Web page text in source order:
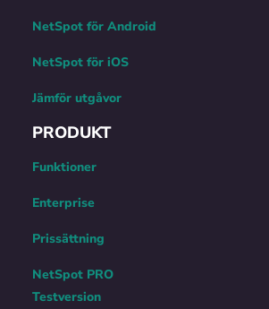
NetSpot för Android
NetSpot för iOS
Jämför utgåvor
PRODUKT
Funktioner
Enterprise
Prissättning
NetSpot PRO
Testversion